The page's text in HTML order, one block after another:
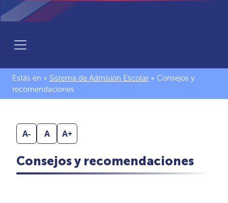
de
Admisión
Escolar
Estás en » Sistema de Admisión Escolar » Consejos y
recomendaciones
A- A A+
Consejos y recomendaciones